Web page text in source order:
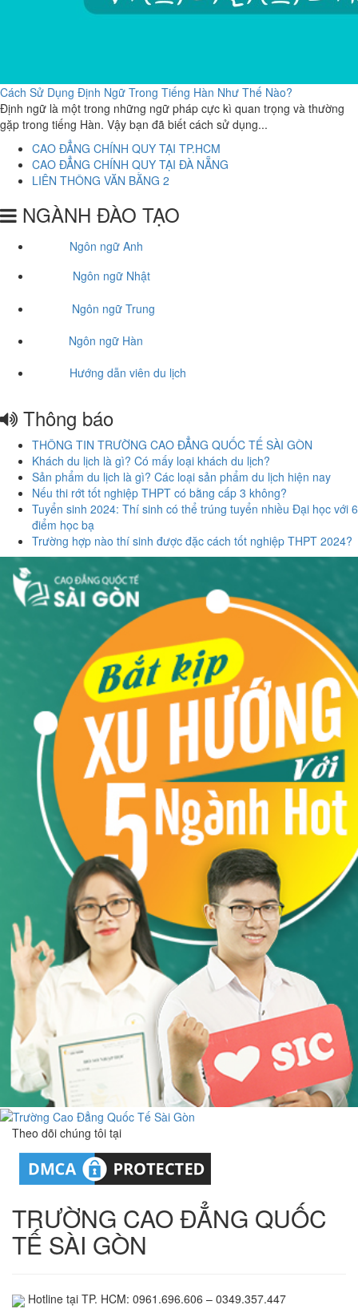
Cách Sử Dụng Định Ngữ Trong Tiếng Hàn Như Thế Nào?
Định ngữ là một trong những ngữ pháp cực kì quan trọng và thường
gặp trong tiếng Hàn. Vậy bạn đã biết cách sử dụng...
CAO ĐẲNG CHÍNH QUY TẠI TP.HCM
CAO ĐẲNG CHÍNH QUY TẠI ĐÀ NẴNG
LIÊN THÔNG VĂN BẰNG 2
NGÀNH ĐÀO TẠO
Ngôn ngữ Anh
Ngôn ngữ Nhật
Ngôn ngữ Trung
Ngôn ngữ Hàn
Hướng dẫn viên du lịch
Thông báo
THÔNG TIN TRƯỜNG CAO ĐẲNG QUỐC TẾ SÀI GÒN
Khách du lịch là gì? Có mấy loại khách du lịch?
Sản phẩm du lịch là gì? Các loại sản phẩm du lịch hiện nay
Nếu thi rớt tốt nghiệp THPT có bằng cấp 3 không?
Tuyển sinh 2024: Thí sinh có thể trúng tuyển nhiều Đại học với 6
điểm học bạ
Trường hợp nào thí sinh được đặc cách tốt nghiệp THPT 2024?
Theo dõi chúng tôi tại
TRƯỜNG CAO ĐẲNG QUỐC
TẾ SÀI GÒN
Hotline tại TP. HCM: 0961.696.606 – 0349.357.447